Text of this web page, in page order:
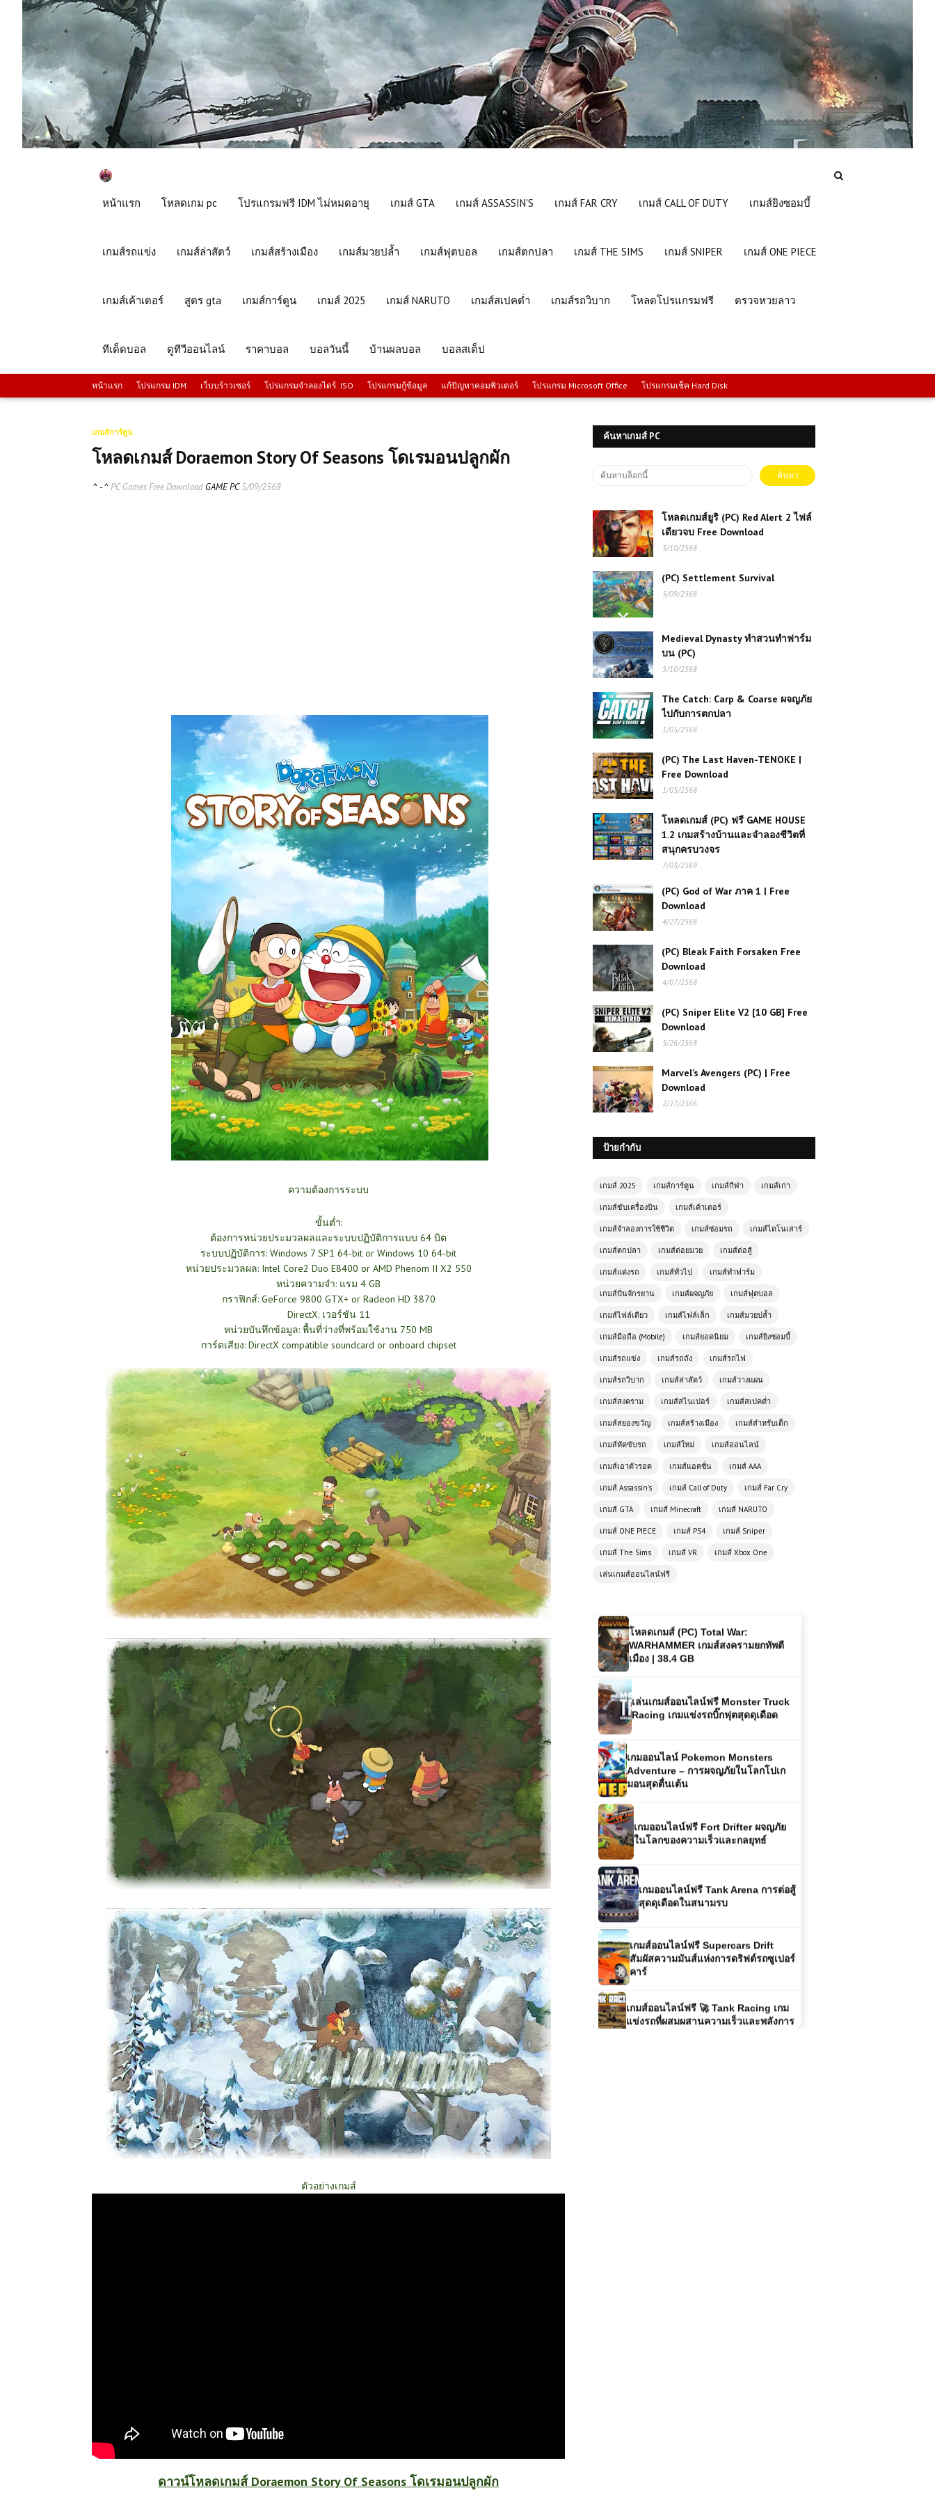
หน้าแรก โหลดเกม pc โปรแกรมฟรี IDM ไม่หมดอายุ เกมส์ GTA เกมส์ ASSASSIN'S เกมส์ FAR CRY เกมส์ CALL OF DUTY เกมส์ยิงซอมบี้
เกมส์รถแข่ง เกมส์ล่าสัตว์ เกมส์สร้างเมือง เกมส์มวยปล้ำ เกมส์ฟุตบอล เกมส์ตกปลา เกมส์ THE SIMS เกมส์ SNIPER เกมส์ ONE PIECE
เกมส์เค้าเตอร์ สูตร gta เกมส์การ์ตูน เกมส์ 2025 เกมส์ NARUTO เกมส์สเปคต่ำ เกมส์รถวิบาก โหลดโปรแกรมฟรี ตรวจหวยลาว
ทีเด็ดบอล ดูทีวีออนไลน์ ราคาบอล บอลวันนี้ บ้านผลบอล บอลสเต็ป
หน้าแรก โปรแกรม IDM เว็บบร์าวเซอร์ โปรแกรมจำลองไดร์ .ISO โปรแกรมกู้ข้อมูล แก้ปัญหาคอมพิวเตอร์ โปรแกรม Microsoft Office โปรแกรมเช็ค Hard Disk
เกมส์การ์ตูน
โหลดเกมส์ Doraemon Story Of Seasons โดเรมอนปลูกผัก
^ - ^ PC Games Free Download GAME PC5/09/2568
ความต้องการระบบ
ขั้นต่ำ:
ต้องการหน่วยประมวลผลและระบบปฏิบัติการแบบ 64 บิต
ระบบปฏิบัติการ: Windows 7 SP1 64-bit or Windows 10 64-bit
หน่วยประมวลผล: Intel Core2 Duo E8400 or AMD Phenom II X2 550
หน่วยความจำ: แรม 4 GB
กราฟิกส์: GeForce 9800 GTX+ or Radeon HD 3870
DirectX: เวอร์ชัน 11
หน่วยบันทึกข้อมูล: พื้นที่ว่างที่พร้อมใช้งาน 750 MB
การ์ดเสียง: DirectX compatible soundcard or onboard chipset
ตัวอย่างเกมส์
ดาวน์โหลดเกมส์ Doraemon Story Of Seasons โดเรมอนปลูกผัก
ค้นหาเกมส์ PC
โหลดเกมส์ยูริ (PC) Red Alert 2 ไฟล์
เดียวจบ Free Download
5/10/2568
(PC) Settlement Survival
5/09/2568
Medieval Dynasty ทำสวนทำฟาร์ม
บน (PC)
5/10/2568
The Catch: Carp & Coarse ผจญภัย
ไปกับการตกปลา
1/05/2568
(PC) The Last Haven-TENOKE |
Free Download
1/05/2568
โหลดเกมส์ (PC) ฟรี GAME HOUSE
1.2 เกมสร้างบ้านและจำลองชีวิตที่
สนุกครบวงจร
7/03/2569
(PC) God of War ภาค 1 | Free
Download
4/27/2568
(PC) Bleak Faith Forsaken Free
Download
4/07/2568
(PC) Sniper Elite V2 [10 GB] Free
Download
5/26/2568
Marvel’s Avengers (PC) | Free
Download
2/27/2566
ป้ายกำกับ
เกมส์ 2025 เกมส์การ์ตูน เกมส์กีฬา เกมส์เก่า
เกมส์ขับเครื่องบิน เกมส์เค้าเตอร์
เกมส์จำลองการใช้ชีวิต เกมส์ซ่อมรถ เกมส์ไดโนเสาร์
เกมส์ตกปลา เกมส์ต่อยมวย เกมส์ต่อสู้
เกมส์แต่งรถ เกมส์ทั่วไป เกมส์ทำฟาร์ม
เกมส์ปั่นจักรยาน เกมส์ผจญภัย เกมส์ฟุตบอล
เกมส์ไฟล์เดียว เกมส์ไฟล์เล็ก เกมส์มวยปล้ำ
เกมส์มือถือ (Mobile) เกมส์ยอดนิยม เกมส์ยิงซอมบี้
เกมส์รถแข่ง เกมส์รถถัง เกมส์รถไฟ
เกมส์รถวิบาก เกมส์ล่าสัตว์ เกมส์วางแผน
เกมส์สงคราม เกมส์สไนเปอร์ เกมส์สเปคต่ำ
เกมส์สยองขวัญ เกมส์สร้างเมือง เกมส์สำหรับเด็ก
เกมส์หัดขับรถ เกมส์ใหม่ เกมส์ออนไลน์
เกมส์เอาตัวรอด เกมส์แอคชั่น เกมส์ AAA
เกมส์ Assassin's เกมส์ Call of Duty เกมส์ Far Cry
เกมส์ GTA เกมส์ Minecraft เกมส์ NARUTO
เกมส์ ONE PIECE เกมส์ PS4 เกมส์ Sniper
เกมส์ The Sims เกมส์ VR เกมส์ Xbox One
เล่นเกมส์ออนไลน์ฟรี
เกมส์ออนไลน์ฟรี Cartoon Strike เกม
ไม่มีเบื่อ
เล่นเกมส์ออนไลน์ฟรี Tractor Farming
คนเล่นมือถือและพีซี
เกมส์ออนไลน์ Anime Fighters CR
Sasuke – สุดยอดนักสู้จากโลกอนิเมะ
WARHAMMER เกมส์สงครามยกทัพตี
เมือง | 38.4 GB
Racing เกมแข่งรถบิ๊กฟุตสุดดุเดือด
เกมออนไลน์ Pokemon Monsters
Adventure – การผจญภัยในโลกโปเก
มอนสุดตื่นเต้น
ในโลกของความเร็วและกลยุทธ์
เกมออนไลน์ฟรี Tank Arena การต่อสู้
สุดดุเดือดในสนามรบ
เกมส์ออนไลน์ฟรี Supercars Drift
สัมผัสความมันส์แห่งการดริฟต์รถซูเปอร์
คาร์
เกมส์ออนไลน์ฟรี 🚀 Tank Racing เกม
แข่งรถที่ผสมผสานความเร็วและพลังการ
ทำลายล้าง